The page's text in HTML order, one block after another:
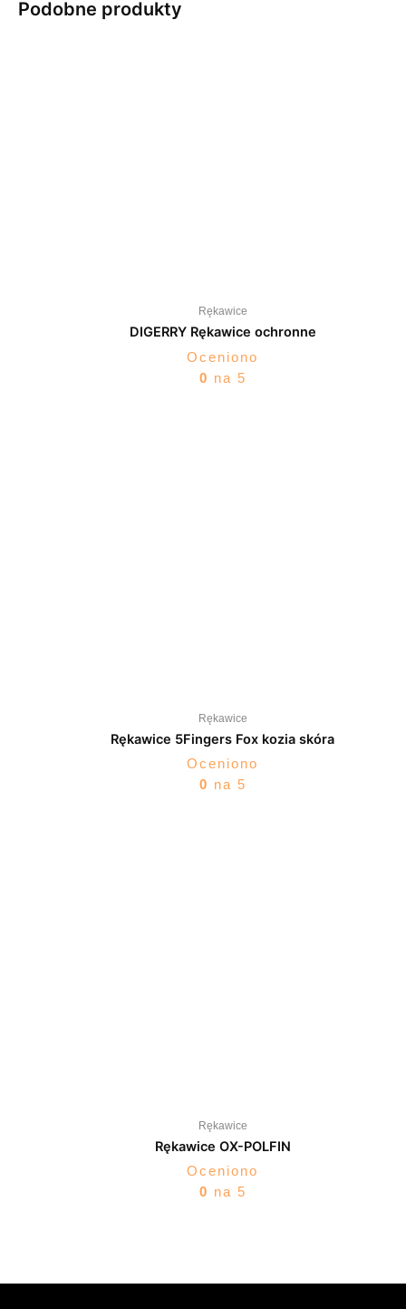
Podobne produkty
Rękawice
DIGERRY Rękawice ochronne
Oceniono
0 na 5
Rękawice
Rękawice 5Fingers Fox kozia skóra
Oceniono
0 na 5
Rękawice
Rękawice OX-POLFIN
Oceniono
0 na 5